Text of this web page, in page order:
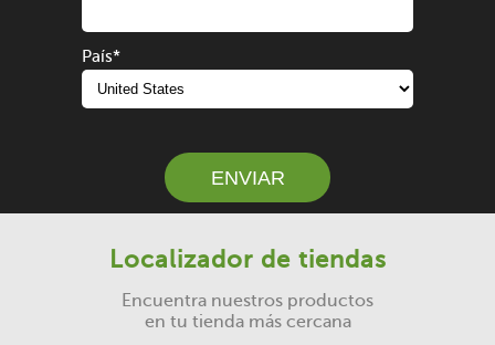
País*
ENVIAR
Localizador de tiendas
Encuentra nuestros productos
en tu tienda más cercana